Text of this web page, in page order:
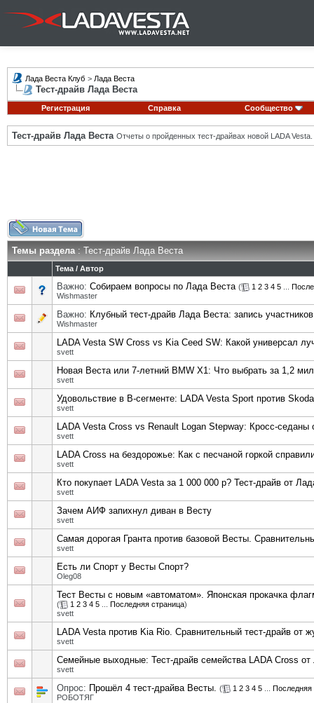
Лада Веста Клуб > Лада Веста
Тест-драйв Лада Веста
Регистрация Справка Сообщество
Тест-драйв Лада Веста Отчеты о пройденных тест-драйвах новой LADA Vesta.
Темы раздела: Тест-драйв Лада Веста
Тема / Автор
Важно: Собираем вопросы по Лада Веста ( 1 2 3 4 5
Wishmaster
Важно: Клубный тест-драйв Лада Веста: запись участников
Wishmaster
LADA Vesta SW Cross vs Kia Ceed SW: Какой универсал
svett
Новая Веста или 7-летний BMW X1: Что выбрать за 1,2
svett
Удовольствие в В-сегменте: LADA Vesta Sport против
svett
LADA Vesta Cross vs Renault Logan Stepway: Кросс-седаны
svett
LADA Cross на бездорожье: Как с песчаной горкой
svett
Кто покупает LADA Vesta за 1 000 000 р? Тест-драйв от
svett
Зачем АИФ запихнул диван в Весту
svett
Самая дорогая Гранта против базовой Весты.
svett
Есть ли Спорт у Весты Спорт?
Oleg08
Тест Весты с новым «автоматом». Японская прокачка
( 1 2 3 4 5 Последняя страница)
svett
LADA Vesta против Kia Rio. Сравнительный тест-драйв от
svett
Семейные выходные: Тест-драйв семейства LADA Cross
svett
Опрос: Прошёл 4 тест-драйва Весты. ( 1 2 3 4 5
Последняя
РОБОТЯГ